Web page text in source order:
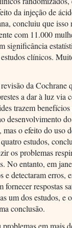
da injeção de
concluiu que
com 11.000
significância
clínicos.
da Cochrane
a dar à luz via
trazem
desenvolvimento
o efeito do uso
estudos,
os problemas
No entanto, em
e detectaram erros,
fornecer respostas
um dos estudos, e
conclusão.
em mais